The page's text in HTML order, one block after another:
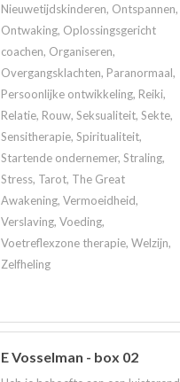
Nieuwetijdskinderen, Ontspannen,
Ontwaking, Oplossingsgericht
coachen, Organiseren,
Overgangsklachten, Paranormaal,
Persoonlijke ontwikkeling, Reiki,
Relatie, Rouw, Seksualiteit, Sekte,
Sensitherapie, Spiritualiteit,
Startende ondernemer, Straling,
Stress, Tarot, The Great
Awakening, Vermoeidheid,
Verslaving, Voeding,
Voetreflexzone therapie, Welzijn,
Zelfheling
E Vosselman - box 02